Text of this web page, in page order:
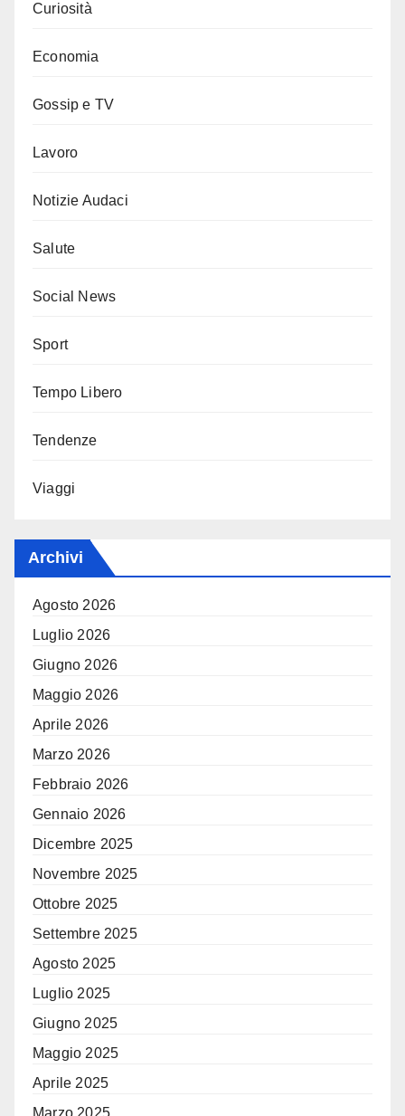
Curiosità
Economia
Gossip e TV
Lavoro
Notizie Audaci
Salute
Social News
Sport
Tempo Libero
Tendenze
Viaggi
Archivi
Agosto 2026
Luglio 2026
Giugno 2026
Maggio 2026
Aprile 2026
Marzo 2026
Febbraio 2026
Gennaio 2026
Dicembre 2025
Novembre 2025
Ottobre 2025
Settembre 2025
Agosto 2025
Luglio 2025
Giugno 2025
Maggio 2025
Aprile 2025
Marzo 2025